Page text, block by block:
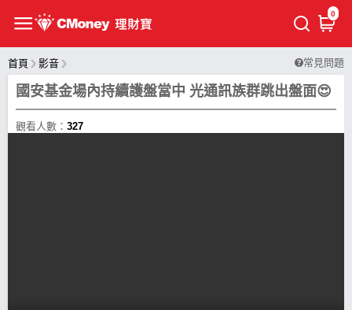
0
首頁 影音 常見問題
國安基金場內持續護盤當中 光通訊族群跳出盤面😍
觀看人數： 327